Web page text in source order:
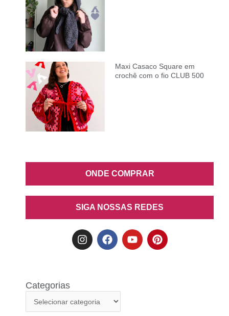
Maxi Casaco Square em
crochê com o fio CLUB 500
ONDE COMPRAR
SIGA NOSSAS REDES
Categorias